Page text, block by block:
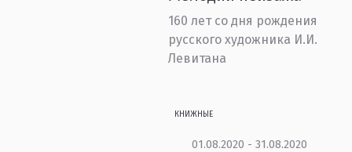
160 лет со дня рождения
русского художника И.И.
Левитана
КНИЖНЫЕ
01.08.2020 - 31.08.2020